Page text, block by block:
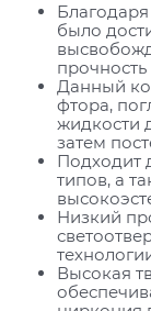
было
Данный
фтора,
жидкости
затем
Подходит
типов, а
Низкий
Высокая